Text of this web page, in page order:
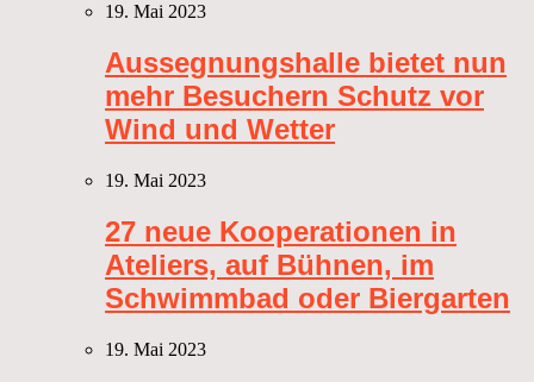
19. Mai 2023
Aussegnungshalle bietet nun
mehr Besuchern Schutz vor
Wind und Wetter
19. Mai 2023
27 neue Kooperationen in
Ateliers, auf Bühnen, im
Schwimmbad oder Biergarten
19. Mai 2023